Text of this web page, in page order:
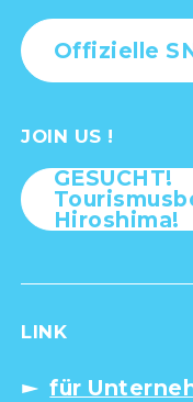
Offizielle
JOIN US !
GESUCHT!
Hiroshima!
LINK
für